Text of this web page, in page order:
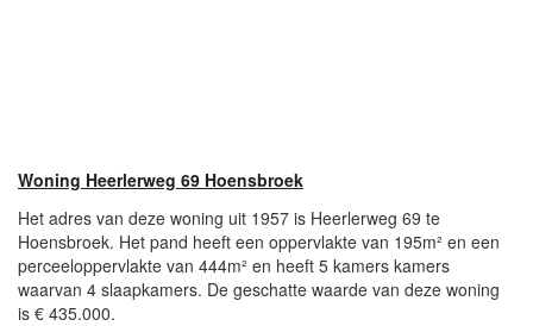
Woning Heerlerweg 69 Hoensbroek
Het adres van deze woning uit 1957 is Heerlerweg 69 te
Hoensbroek. Het pand heeft een oppervlakte van 195m² en een
perceeloppervlakte van 444m² en heeft 5 kamers kamers
waarvan 4 slaapkamers. De geschatte waarde van deze woning
is € 435.000.